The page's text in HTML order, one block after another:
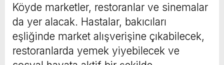
Köyde marketler, restoranlar ve sinemalar
da yer alacak. Hastalar, bakıcıları
eşliğinde market alışverişine çıkabilecek,
restoranlarda yemek yiyebilecek ve